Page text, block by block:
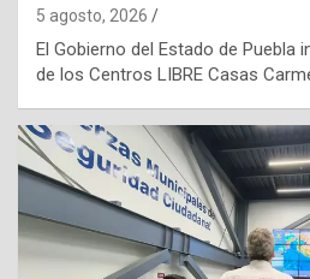
5 agosto, 2026
El Gobierno del Estado de Puebla
de los Centros LIBRE Casas